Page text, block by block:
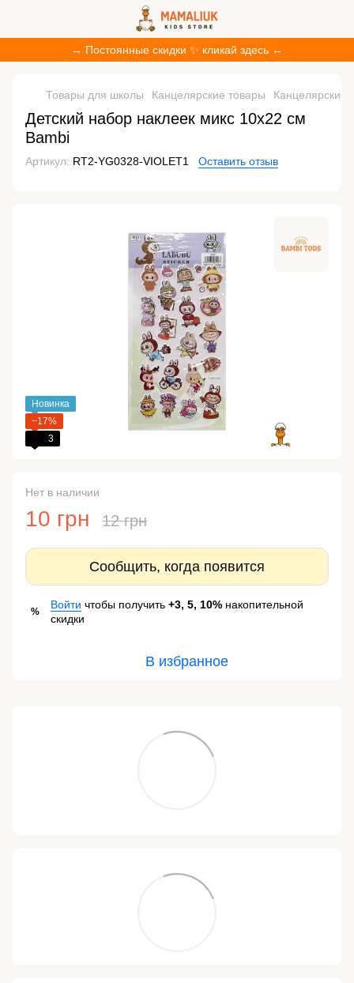
→ Постоянные скидки ✨ кликай здесь ←
Товары для школы Канцелярские товары Канцелярские
Детский набор наклеек микс 10х22 см
Bambi
Артикул: RT2-YG0328-VIOLET1 Оставить отзыв
Новинка
−17%
3
Нет в наличии
10 грн 12 грн
Сообщить, когда появится
%
Войти чтобы получить +3, 5, 10% накопительной
скидки
В избранное